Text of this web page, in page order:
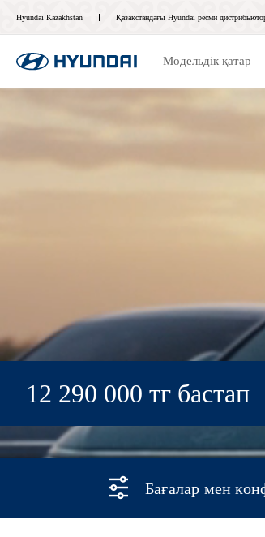
Hyundai Kazakhstan Қазақстандағы Hyundai ресми
Модельдік қатар
12 290 000 тг бастап
Бағалар мен